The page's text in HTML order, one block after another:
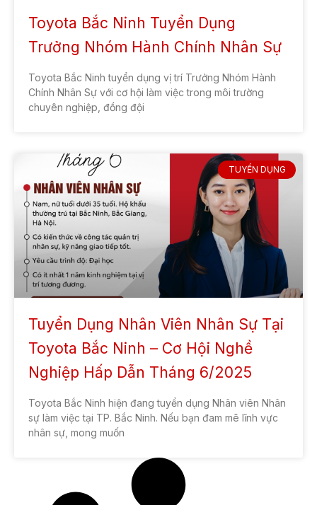
nhân sự, mong muốn
CÔNG TY TNHH TOYOTA BẮC NINH
Địa chỉ:Lô A Lê Thái Tổ, Phường Võ Cường, Bắc Ninh
Email: phongkhachhang@toyotabacninh.com
0916 292 292
Giờ dịch vụ: Từ 08:00 – 17:00 từ T2 – T7 hàng tuần